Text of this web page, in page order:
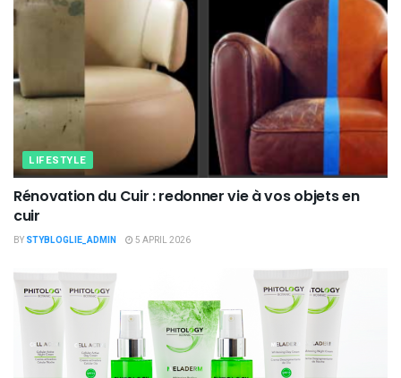
LIFESTYLE
Rénovation du Cuir : redonner vie à vos objets en
cuir
BY STYBLOGLIE_ADMIN 5 APRIL 2026